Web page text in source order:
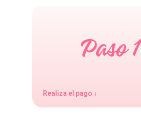
Realiza el pago ↓